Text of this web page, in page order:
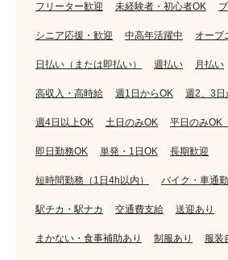
フリーター歓迎 未経験者・初心者OK
シニア応援・歓迎 中高年活躍中 オープ
日払い（または即払い） 週払い 月払い
高収入・高時給 週1日からOK 週2、3日
週4日以上OK 土日のみOK 平日のみOK
即日勤務OK 単発・1日OK 長期歓迎
短時間勤務（1日4h以内） バイク・車通
駅チカ・駅ナカ 交通費支給 送迎あり
まかない・食事補助あり 制服あり 服装